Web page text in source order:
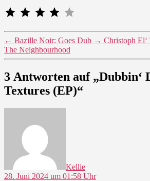
⭐ ⭐
← Bazille Noir: Goes Dub → Christoph
The Neighbourhood
3 Antworten auf „Dubbin‘
Textures (EP)“
Kellie
28. Juni 2024 um 01:58 Uhr